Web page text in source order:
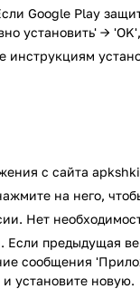
спутников.
2S.
файлов не
Google Play
установить' →
инструкциям
с сайта
на него,
Нет
Если предыдущая
сообщения
установите новую.